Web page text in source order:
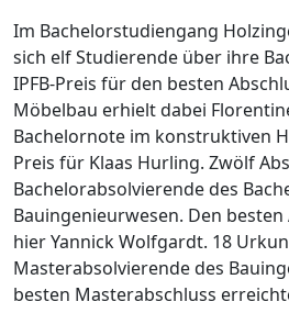
Im Bachelorstudiengang
sich elf Studierende über ihre
IPFB-Preis für den besten
Möbelbau erhielt dabei
Bachelornote im konstruktiven
Preis für Klaas Hurling. Zwölf
Bachelorabsolvierende des
Bauingenieurwesen. Den
hier Yannick Wolfgardt. 18
Masterabsolvierende des
besten Masterabschluss